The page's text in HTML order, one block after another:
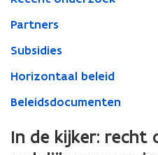
Partners
Subsidies
Horizontaal beleid
Beleidsdocumenten
In de kijker: recht